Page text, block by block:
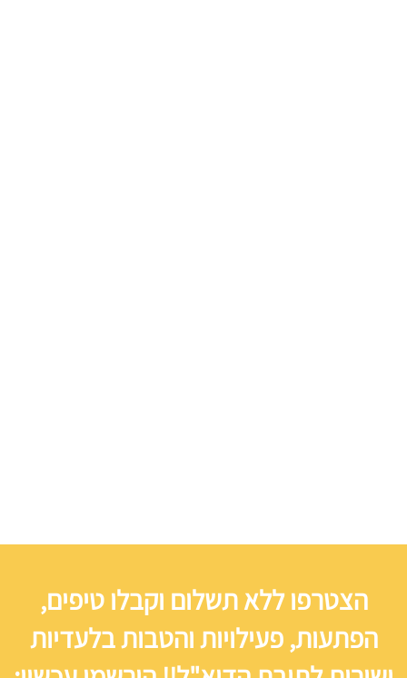
הצטרפו ללא תשלום וקבלו טיפים,
הפתעות, פעילויות והטבות בלעדיות